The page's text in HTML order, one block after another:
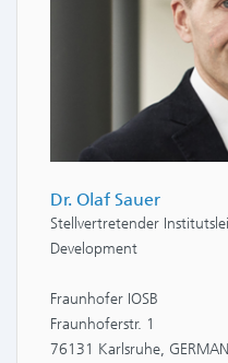
Dr. Olaf Sauer
Stellvertretender
Development
Fraunhofer IOSB
Fraunhoferstr. 1
76131 Karlsruhe,